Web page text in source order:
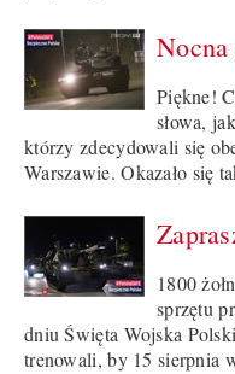
Nocna
Piękne!
słowa,
którzy zdecydowali się
Warszawie. Okazało się
1800
sprzętu
dniu Święta Wojska
trenowali, by 15 sierpnia